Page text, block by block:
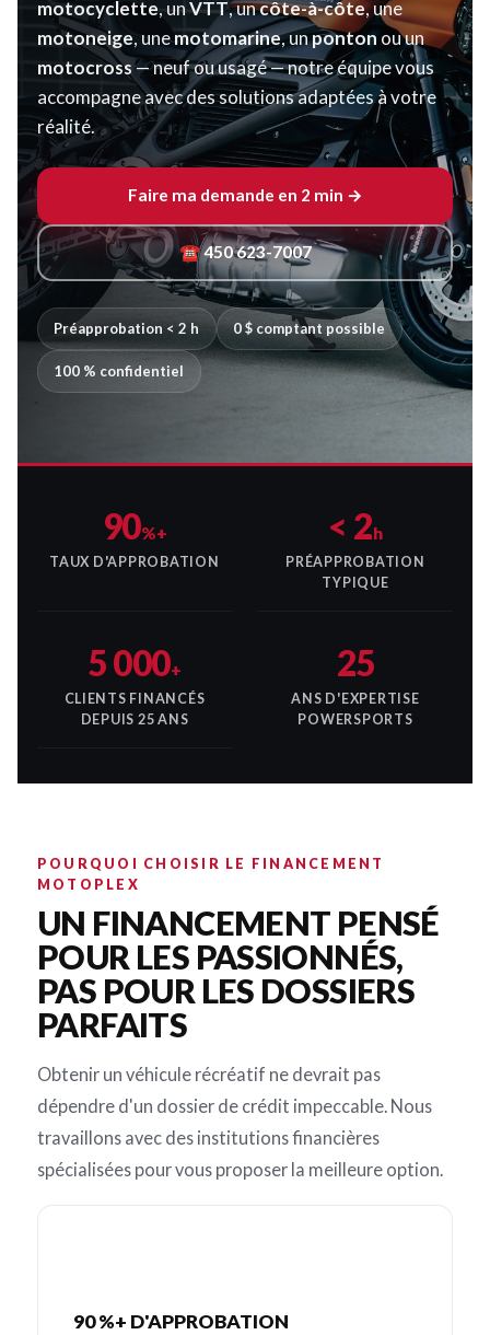
motocyclette, unVTT, uncôte-à-côte, une
motoneige, unemotomarine, unponton ou un
motocross— neuf ou usagé — notre équipe vous
accompagne avec des solutions adaptées à votre
réalité.
Faire ma demande en 2 min →
☎ 450 623-7007
Préapprobation < 2 h 0 $ comptant possible
100 % confidentiel
90%+
TAUX D'APPROBATION
< 2h
PRÉAPPROBATION
TYPIQUE
5 000+
CLIENTS FINANCÉS
DEPUIS 25 ANS
25
ANS D'EXPERTISE
POWERSPORTS
POURQUOI CHOISIR LE FINANCEMENT
MOTOPLEX
UN FINANCEMENT PENSÉ
POUR LES PASSIONNÉS,
PAS POUR LES DOSSIERS
PARFAITS
Obtenir un véhicule récréatif ne devrait pas
dépendre d'un dossier de crédit impeccable. Nous
travaillons avec des institutions financières
spécialisées pour vous proposer la meilleure option.
90 %+ D'APPROBATION